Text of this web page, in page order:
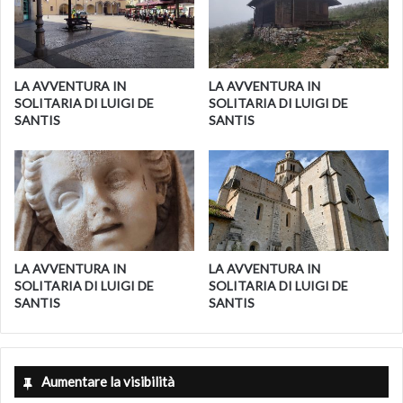
– Chiesa di San Giovanni a mare: chiusa, apre solo
domenica
domenica
biologico
LA AVVENTURA IN
SOLITARIA DI LUIGI DE
SANTIS
LA AVVENTURA IN
SOLITARIA DI LUIGI DE
SANTIS
LA AVVENTURA IN
SOLITARIA DI LUIGI DE
SANTIS
LA AVVENTURA IN
SOLITARIA DI LUIGI DE
SANTIS
Aumentare la visibilità